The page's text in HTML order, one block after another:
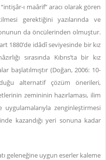
ı maârif” aracı olarak gören
gerektiğini yazılarında ve
da öncülerinden olmuştur.
1880’de idâdî seviyesinde bir kız
sırasında Kıbrıs’ta bir kız
başlatılmıştır (Doğan, 2006: 10-
alternatif çözüm önerileri,
zemininin hazırlaması, ilim
zenginleştirmesi
kazandığı yeri sonuna kadar
geleneğine uygun eserler kaleme